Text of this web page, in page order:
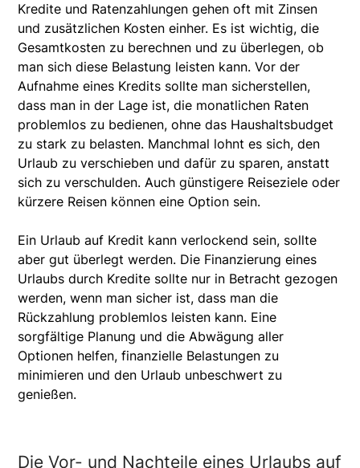
Kredite und Ratenzahlungen gehen oft mit Zinsen
und zusätzlichen Kosten einher. Es ist wichtig, die
Gesamtkosten zu berechnen und zu überlegen, ob
man sich diese Belastung leisten kann. Vor der
Aufnahme eines Kredits sollte man sicherstellen,
dass man in der Lage ist, die monatlichen Raten
problemlos zu bedienen, ohne das Haushaltsbudget
zu stark zu belasten. Manchmal lohnt es sich, den
Urlaub zu verschieben und dafür zu sparen, anstatt
sich zu verschulden. Auch günstigere Reiseziele oder
kürzere Reisen können eine Option sein.
Ein Urlaub auf Kredit kann verlockend sein, sollte
aber gut überlegt werden. Die Finanzierung eines
Urlaubs durch Kredite sollte nur in Betracht gezogen
werden, wenn man sicher ist, dass man die
Rückzahlung problemlos leisten kann. Eine
sorgfältige Planung und die Abwägung aller
Optionen helfen, finanzielle Belastungen zu
minimieren und den Urlaub unbeschwert zu
genießen.
Die Vor- und Nachteile eines Urlaubs auf